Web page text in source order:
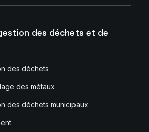
des déchets et de
des déchets
des métaux
des déchets municipaux